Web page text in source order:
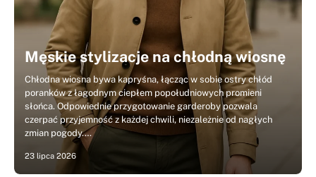
Męskie stylizacje na chłodną wiosnę
Chłodna wiosna bywa kapryśna, łącząc w sobie ostry chłód
poranków z łagodnym ciepłem popołudniowych promieni
słońca. Odpowiednie przygotowanie garderoby pozwala
czerpać przyjemność z każdej chwili, niezależnie od nagłych
zmian pogody.…
23 lipca 2026